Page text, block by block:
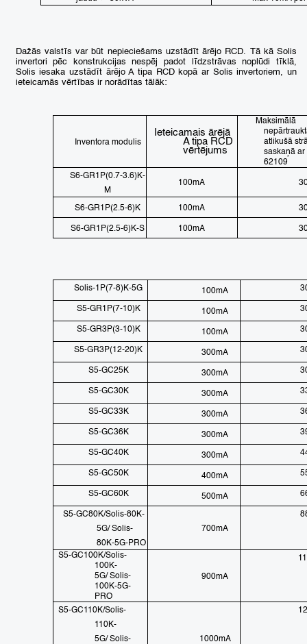
Dažās valstīs var būt nepieciešams uzstādīt ārējo RCD. Tā kā Solis
invertori pēc konstrukcijas nespēj padot līdzstrāvas noplūdi tīklā,
Solis iesaka uzstādīt ārējo A tipa RCD kopā ar Solis invertoriem, un
ieteicamās vērtības ir norādītas tālāk:
Inventora modulis
Ieteicamais ārējā
A tipa RCD
vērtējums
Maksimālā
atlikušā
saskaņā ar
62109
S6-GR1P(0.7-3.6)K-
M
100mA
S6-GR1P(2.5-6)K 100mA
S6-GR1P(2.5-6)K-S 100mA
Solis-1P(7-8)K-5G 100mA
S5-GR1P(7-10)K 100mA
S5-GR3P(3-10)K 100mA
S5-GR3P(12-20)K 300mA
S5-GC25K 300mA
S5-GC30K 300mA
S5-GC33K 300mA
S5-GC36K 300mA
S5-GC40K 300mA
S5-GC50K 400mA
S5-GC60K 500mA
S5-GC80K/Solis-80K-
5G/ Solis-
80K-5G-PRO
700mA
S5-GC100K/Solis-
100K-
5G/ Solis-
100K-5G-
PRO
900mA
S5-GC110K/Solis-
110K-
5G/ Solis-
1000mA